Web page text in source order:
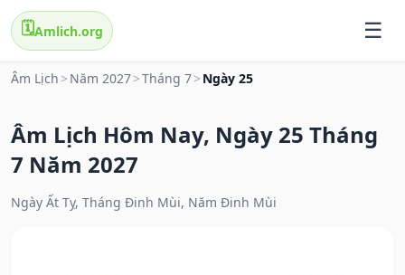
🗓️Amlich.org
Âm Lịch > Năm 2027>Tháng 7> Ngày 25
Âm Lịch Hôm Nay, Ngày 25 Tháng
7 Năm 2027
Ngày Ất Tỵ, Tháng Đinh Mùi, Năm Đinh Mùi